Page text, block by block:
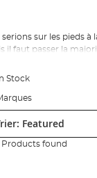
sur les pieds
il faut passer la
croyons qu’il
pour le confort
de rester
connaissance,
sera court si vous
plus le
les produits de
In Stock
Products found